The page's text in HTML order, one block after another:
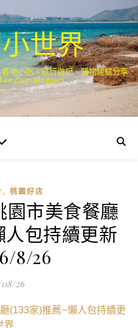
世界
地小吃、旅行遊記、購物經驗分享．
Blogger)
, 桃園好店
園市美食餐廳
人包持續更新
8/26
26